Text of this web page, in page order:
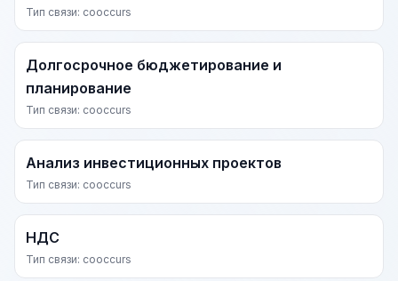
Тип связи: cooccurs
Долгосрочное бюджетирование и
планирование
Тип связи: cooccurs
Анализ инвестиционных проектов
Тип связи: cooccurs
НДС
Тип связи: cooccurs